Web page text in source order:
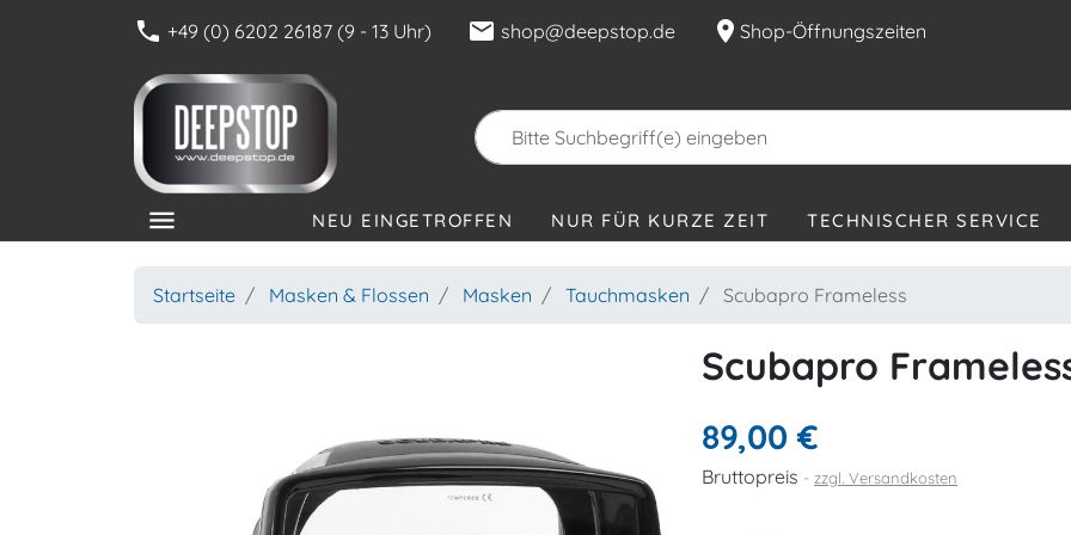
phone +49 (0) 6202 26187 (9 - 13 Uhr) mail shop@deepstop.de location_on Shop-Öffnungszeiten
menu NEU EINGETROFFEN NUR FÜR KURZE ZEIT TECHNISCHER SERVICE
Startseite Masken & Flossen Masken Tauchmasken Scubapro Frameless
Scubapro
89,00 €
Bruttopreis zzgl. Versandkosten